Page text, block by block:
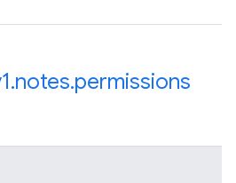
.notes.permissions